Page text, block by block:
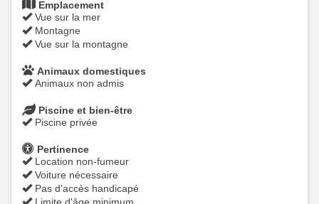
Emplacement
Vue sur la mer
Montagne
Vue sur la montagne
Animaux domestiques
Animaux non admis
Piscine et bien-être
Piscine privée
Pertinence
Location non-fumeur
Voiture nécessaire
Pas d’accès handicapé